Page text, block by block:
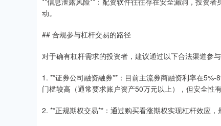
动。
## 合规参与杠杆交易的路径
对于确有杠杆需求的投资者，建议通过以下合法渠道参与
1. **证券公司融资融券**：目前主流券商融资利率在
门槛较高（通常要求账户资产50万元以上），但安全性有
2. **正规期权交易**：通过购买看涨期权实现杠杆效应，